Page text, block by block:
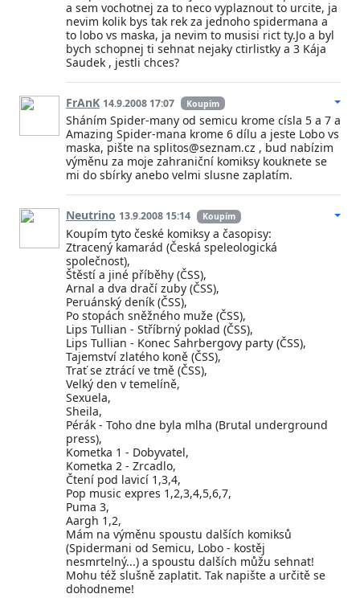
a sem vochotnej za to neco vyplaznout to urcite, ja
nevim kolik bys tak rek za jednoho spidermana a
to lobo vs maska, ja nevim to musisi rict ty.Jo a byl
bych schopnej ti sehnat nejaky ctirlistky a 3 Kája
Saudek , jestli chces?
FrAnK 14.9.2008 17:07 Koupím
Sháním Spider-many od semicu krome císla 5 a 7 a
Amazing Spider-mana krome 6 dílu a jeste Lobo vs
maska, pište na splitos@seznam.cz , bud nabízim
výměnu za moje zahraniční komiksy kouknete se
mi do sbírky anebo velmi slusne zaplatím.
Neutrino 13.9.2008 15:14 Koupím
Koupím tyto české komiksy a časopisy:
Ztracený kamarád (Česká speleologická
společnost),
Štěstí a jiné příběhy (ČSS),
Arnal a dva dračí zuby (ČSS),
Peruánský deník (ČSS),
Po stopách sněžného muže (ČSS),
Lips Tullian - Stříbrný poklad (ČSS),
Lips Tullian - Konec Sahrbergovy party (ČSS),
Tajemství zlatého koně (ČSS),
Trať se ztrácí ve tmě (ČSS),
Velký den v temelíně,
Sexuela,
Sheila,
Pérák - Toho dne byla mlha (Brutal underground
press),
Kometka 1 - Dobyvatel,
Kometka 2 - Zrcadlo,
Čtení pod lavicí 1,3,4,
Pop music expres 1,2,3,4,5,6,7,
Puma 3,
Aargh 1,2,
Mám na výměnu spoustu dalších komiksů
(Spidermani od Semicu, Lobo - kostěj
nesmrtelný...) a spoustu dalších můžu sehnat!
Mohu též slušně zaplatit. Tak napište a určitě se
dohodneme!